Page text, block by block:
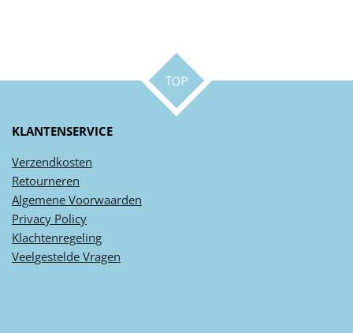
TOP
KLANTENSERVICE
Verzendkosten
Retourneren
Algemene Voorwaarden
Privacy Policy
Klachtenregeling
Veelgestelde Vragen